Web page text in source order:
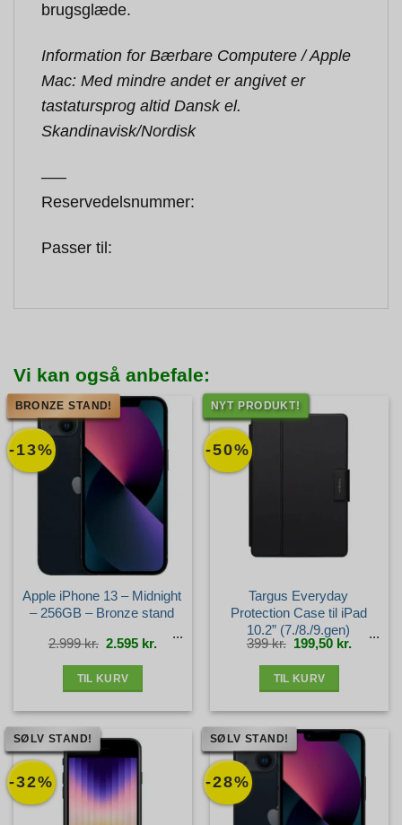
brugsglæde.
Information for Bærbare Computere / Apple
Mac: Med mindre andet er angivet er
tastatursprog altid Dansk el.
Skandinavisk/Nordisk
—–
Reservedelsnummer:
Passer til:
Vi kan også anbefale:
-13%
BRONZE STAND!
Apple iPhone 13 – Midnight
– 256GB – Bronze stand
2.999kr. Den
oprindelige
pris
2.595 kr. Den
aktuelle
pris
TIL KURV
-50%
NYT PRODUKT!
Targus Everyday
Protection Case til iPad
10.2” (7./8./9.gen)
399kr. Den
oprindelige
pris
199,50 kr. Den
aktuelle
pris
TIL KURV
-32%
SØLV STAND!
-28%
SØLV STAND!